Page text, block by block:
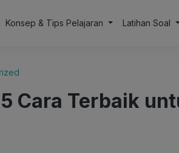
Konsep & Tips Pelajaran Latihan Soal
Cara Terbaik